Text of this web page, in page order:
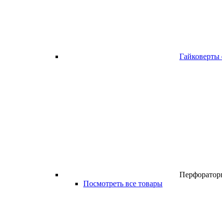
Гайковерты
Посмотреть все товары